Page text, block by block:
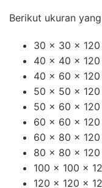
Berikut ukuran
30 x 30 x 120
40 x 40 x 120
40 x 60 x 120
50 x 50 x 120
50 x 60 x 120
60 x 60 x 120
60 x 80 x 120
80 x 80 x 120
100 x 100 x
120 x 120 x